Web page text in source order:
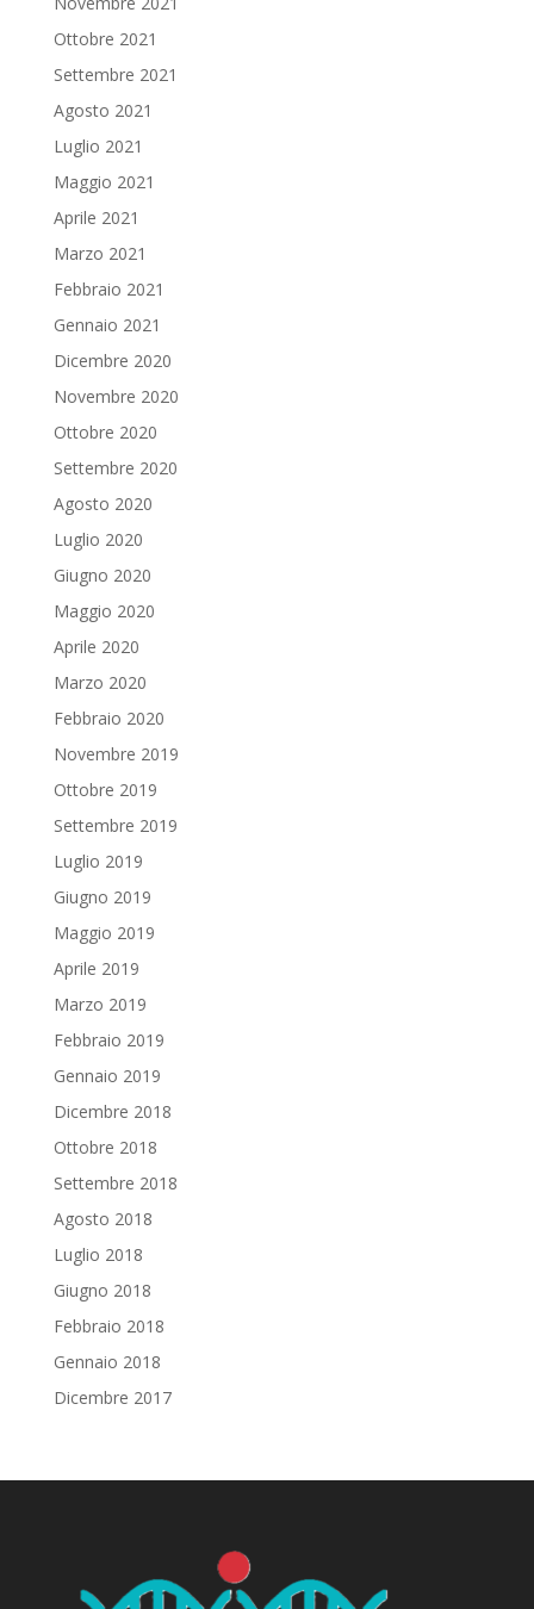
Ottobre 2021
Settembre 2021
Agosto 2021
Luglio 2021
Maggio 2021
Aprile 2021
Marzo 2021
Febbraio 2021
Gennaio 2021
Dicembre 2020
Novembre 2020
Ottobre 2020
Settembre 2020
Agosto 2020
Luglio 2020
Giugno 2020
Maggio 2020
Aprile 2020
Marzo 2020
Febbraio 2020
Novembre 2019
Ottobre 2019
Settembre 2019
Luglio 2019
Giugno 2019
Maggio 2019
Aprile 2019
Marzo 2019
Febbraio 2019
Gennaio 2019
Dicembre 2018
Ottobre 2018
Settembre 2018
Agosto 2018
Luglio 2018
Giugno 2018
Febbraio 2018
Gennaio 2018
Dicembre 2017